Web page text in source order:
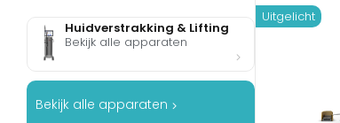
Huidverstrakking & Lifting
Bekijk alle apparaten
Bekijk alle apparaten
Uitgelicht